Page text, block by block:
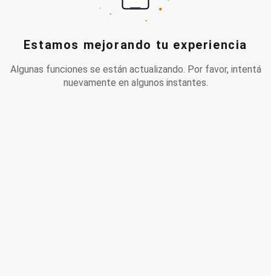
Estamos mejorando tu experiencia
Algunas funciones se están actualizando. Por favor, intentá
nuevamente en algunos instantes.